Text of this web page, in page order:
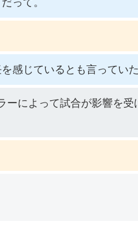
感じているとも言っていた
によって試合が影響を受